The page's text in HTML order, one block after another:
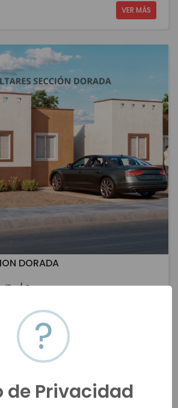
VER MÁS
DORADA
/ Sonora
MXN
?
de Privacidad